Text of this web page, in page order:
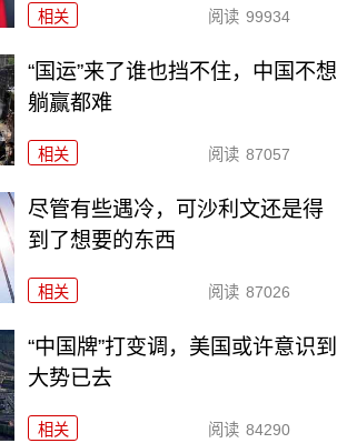
相关 阅读 99934
“国运”来了谁也挡不住，中国不想
躺赢都难
相关 阅读 87057
尽管有些遇冷，可沙利文还是得
到了想要的东西
相关 阅读 87026
“中国牌”打变调，美国或许意识到
大势已去
相关 阅读 84290